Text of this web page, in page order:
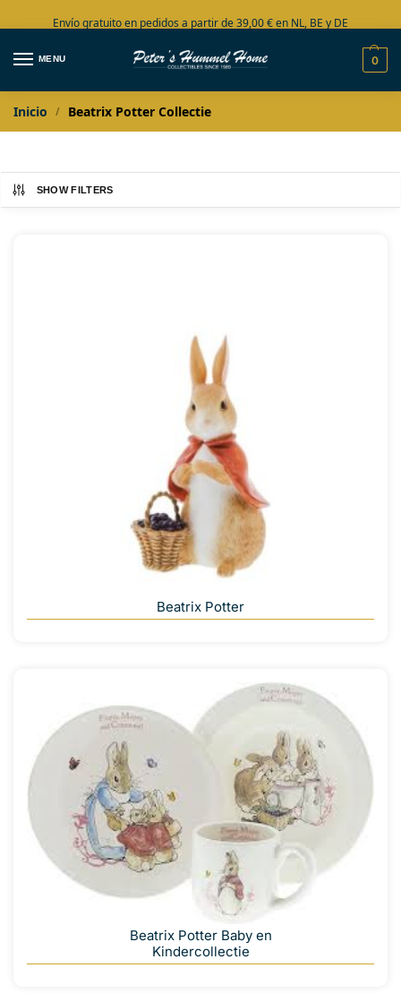
Envío gratuito en pedidos a partir de 39,00 € en NL, BE y DE
Amplia colección en stock
MENU 0
Inicio / Beatrix Potter Collectie
SHOW FILTERS
Beatrix Potter
Beatrix Potter Baby en
Kindercollectie